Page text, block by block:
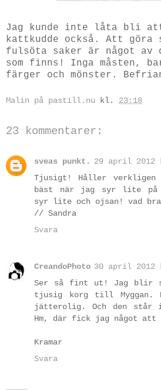
Jag kunde inte låta bli
kattkudde också. Att göra
fulsöta saker är något av
som finns! Inga måsten,
färger och mönster.
Malin på pastill.nu kl. 23:18
23 kommentarer:
sveas punkt.
29 april 2012
Tjusigt! Håller
bäst när jag syr lite
syr lite och ojsan! vad
// Sandra
Svara
CreandoPhoto 30 april 2012
Ser så fint ut! Jag blir
tjusig korg till Myggan.
jätterolig. Och den
Hm, där fick jag något
Kramar
Svara